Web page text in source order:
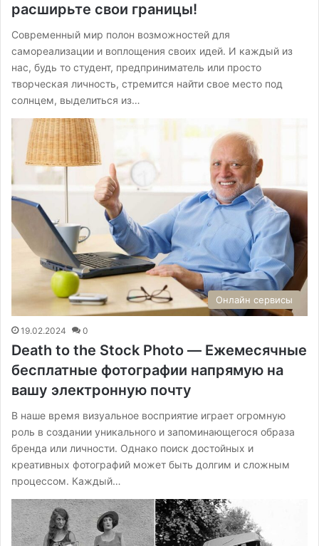
расширьте свои границы!
Современный мир полон возможностей для
самореализации и воплощения своих идей. И каждый из
нас, будь то студент, предприниматель или просто
творческая личность, стремится найти свое место под
солнцем, выделиться из…
Онлайн сервисы
19.02.2024 0
Death to the Stock Photo — Ежемесячные
бесплатные фотографии напрямую на
вашу электронную почту
В наше время визуальное восприятие играет огромную
роль в создании уникального и запоминающегося образа
бренда или личности. Однако поиск достойных и
креативных фотографий может быть долгим и сложным
процессом. Каждый…